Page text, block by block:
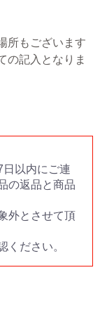
所もございます
の記入となりま
以内にご連
の返品と商品
外とさせて頂
ください。